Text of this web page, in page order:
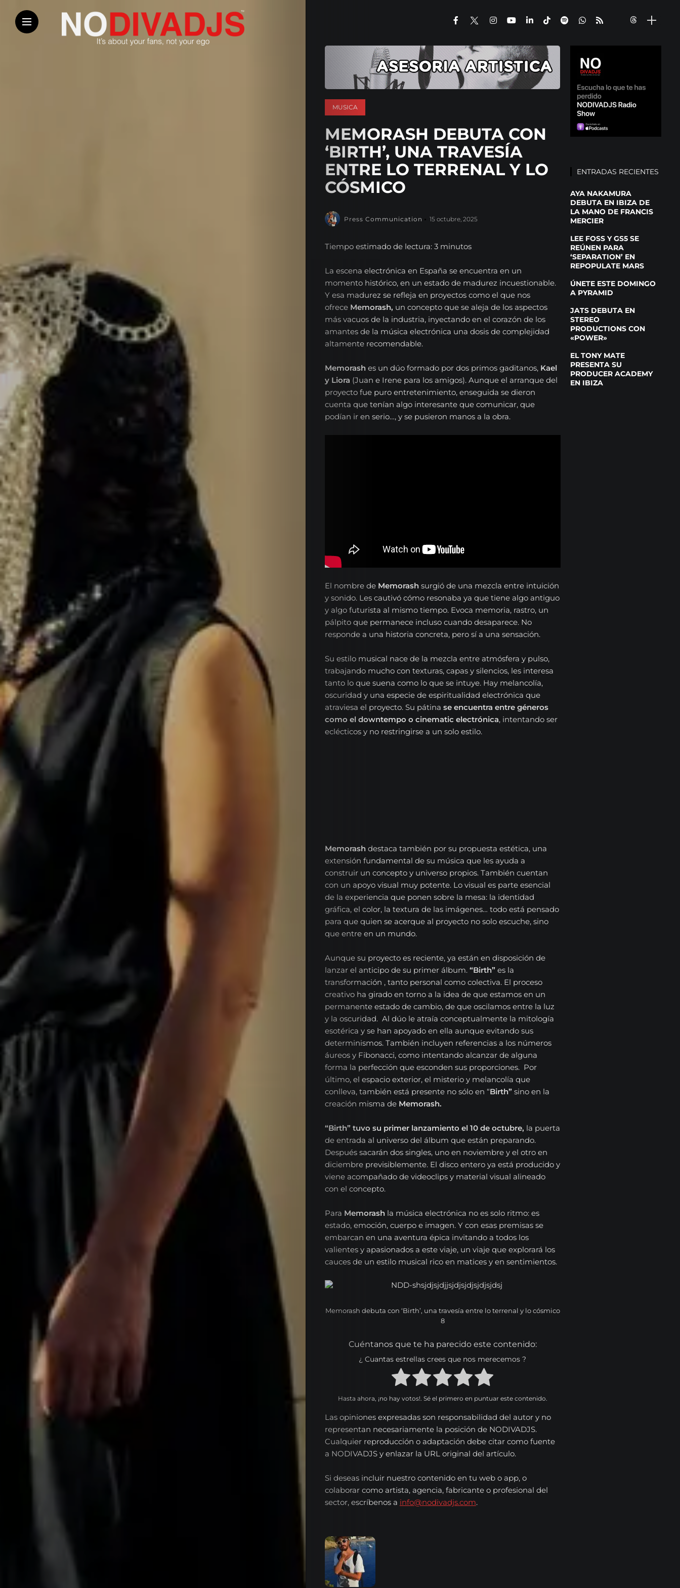
EL
RADIOSHOW
Noticias
Opinión
Entrevistas
Musica
Nosotros
Series
Contacta
Español
English
MUSICA
MEMORASH DEBUTA CON
‘BIRTH’, UNA TRAVESÍA
ENTRE LO TERRENAL Y LO
CÓSMICO
Press Communication 15 octubre, 2025
Tiempo estimado de lectura: 3 minutos
La escena electrónica en España se encuentra en un
momento histórico, en un estado de madurez incuestionable.
Y esa madurez se refleja en proyectos como el que nos
ofrece Memorash, un concepto que se aleja de los aspectos
más vacuos de la industria, inyectando en el corazón de los
amantes de la música electrónica una dosis de complejidad
altamente recomendable.
Memorash es un dúo formado por dos primos gaditanos,Kael
y Liora (Juan e Irene para los amigos). Aunque el arranque del
proyecto fue puro entretenimiento, enseguida se dieron
cuenta que tenían algo interesante que comunicar, que
podían ir en serio…, y se pusieron manos a la obra.
El nombre de Memorashsurgió de una mezcla entre intuición
y sonido. Les cautivó cómo resonaba ya que tiene algo antiguo
y algo futurista al mismo tiempo. Evoca memoria, rastro, un
pálpito que permanece incluso cuando desaparece. No
responde a una historia concreta, pero sí a una sensación.
Su estilo musical nace de la mezcla entre atmósfera y pulso,
trabajando mucho con texturas, capas y silencios, les interesa
tanto lo que suena como lo que se intuye. Hay melancolía,
oscuridad y una especie de espiritualidad electrónica que
atraviesa el proyecto. Su pátina se encuentra entre géneros
como el downtempo o cinematic electrónica, intentando ser
eclécticos y no restringirse a un solo estilo.
Memorash destaca también por su propuesta estética, una
extensión fundamental de su música que les ayuda a
construir un concepto y universo propios. También cuentan
con un apoyo visual muy potente. Lo visual es parte esencial
de la experiencia que ponen sobre la mesa: la identidad
gráfica, el color, la textura de las imágenes… todo está pensado
para que quien se acerque al proyecto no solo escuche, sino
que entre en un mundo.
Aunque su proyecto es reciente, ya están en disposición de
lanzar el anticipo de su primer álbum.“Birth”es la
transformación , tanto personal como colectiva. El proceso
creativo ha girado en torno a la idea de que estamos en un
permanente estado de cambio, de que oscilamos entre la luz
y la oscuridad. Al dúo le atraía conceptualmente la mitología
esotérica y se han apoyado en ella aunque evitando sus
determinismos. También incluyen referencias a los números
áureos y Fibonacci, como intentando alcanzar de alguna
forma la perfección que esconden sus proporciones. Por
último, el espacio exterior, el misterio y melancolía que
conlleva, también está presente no sólo en “Birth”sino en la
creación misma de Memorash.
“Birth” tuvo su primer lanzamiento el 10 de octubre, la puerta
de entrada al universo del álbum que están preparando.
Después sacarán dos singles, uno en noviembre y el otro en
diciembre previsiblemente. El disco entero ya está producido y
viene acompañado de videoclips y material visual alineado
con el concepto.
Para Memorashla música electrónica no es solo ritmo: es
estado, emoción, cuerpo e imagen. Y con esas premisas se
embarcan en una aventura épica invitando a todos los
valientes y apasionados a este viaje, un viaje que explorará los
cauces de un estilo musical rico en matices y en sentimientos.
Memorash debuta con ‘Birth’, una travesía entre lo terrenal y lo cósmico
8
Cuéntanos que te ha parecido este contenido:
¿ Cuantas estrellas crees que nos merecemos ?
Hasta ahora, ¡no hay votos!. Sé el primero en puntuar este contenido.
Las opiniones expresadas son responsabilidad del autor y no
representan necesariamente la posición de NODIVADJS.
Cualquier reproducción o adaptación debe citar como fuente
a NODIVADJS y enlazar la URL original del artículo.
Si deseas incluir nuestro contenido en tu web o app, o
colaborar como artista, agencia, fabricante o profesional del
sector, escríbenos a info@nodivadjs.com.
ENTRADAS RECIENTES
AYA NAKAMURA
DEBUTA EN IBIZA DE
LA MANO DE FRANCIS
MERCIER
LEE FOSS Y GS5 SE
REÚNEN PARA
‘SEPARATION’ EN
REPOPULATE MARS
ÚNETE ESTE DOMINGO
A PYRAMID
JATS DEBUTA EN
STEREO
PRODUCTIONS CON
«POWER»
EL TONY MATE
PRESENTA SU
PRODUCER ACADEMY
EN IBIZA